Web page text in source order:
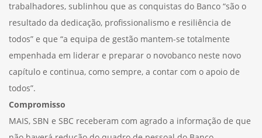
trabalhadores, sublinhou que as conquistas do Banco “são o
resultado da dedicação, profissionalismo e resiliência de
todos” e que “a equipa de gestão mantem-se totalmente
empenhada em liderar e preparar o novobanco neste novo
capítulo e continua, como sempre, a contar com o apoio de
todos”.
Compromisso
MAIS, SBN e SBC receberam com agrado a informação de que